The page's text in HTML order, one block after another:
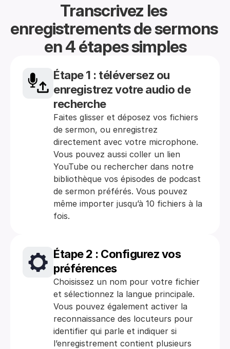
Transcrivez les
enregistrements de sermons
en 4 étapes simples
Étape 1 : téléversez ou
enregistrez votre audio de
recherche
Faites glisser et déposez vos fichiers
de sermon, ou enregistrez
directement avec votre microphone.
Vous pouvez aussi coller un lien
YouTube ou rechercher dans notre
bibliothèque vos épisodes de podcast
de sermon préférés. Vous pouvez
même importer jusqu’à 10 fichiers à la
fois.
Étape 2 : Configurez vos
préférences
Choisissez un nom pour votre fichier
et sélectionnez la langue principale.
Vous pouvez également activer la
reconnaissance des locuteurs pour
identifier qui parle et indiquer si
l’enregistrement contient plusieurs